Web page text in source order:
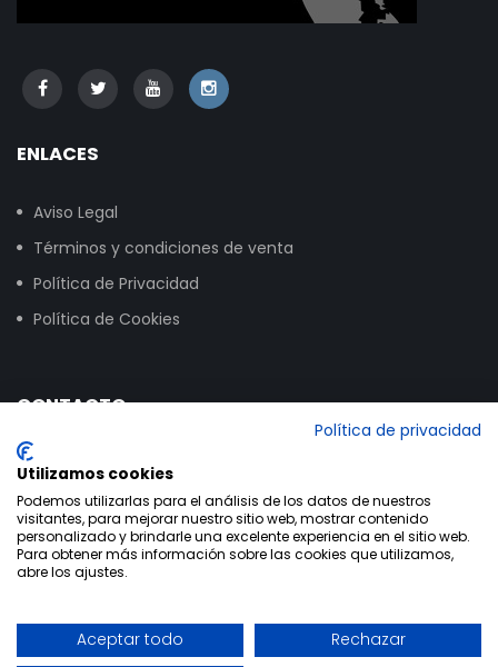
ENLACES
Aviso Legal
Términos y condiciones de venta
Política de Privacidad
Política de Cookies
CONTACTO
Calle Vitoria, 258, NAVE 16, 09007 Burgos
+34 947 24 00 03
info@bikextrem.com
Utilizamos cookies propias y de terceros para mejorar la
Política de privacidad
Utilizamos cookies
Podemos utilizarlas para el análisis de los datos de nuestros
visitantes, para mejorar nuestro sitio web, mostrar contenido
personalizado y brindarle una excelente experiencia en el sitio web.
Para obtener más información sobre las cookies que utilizamos,
abre los ajustes.
Aceptar todo Rechazar